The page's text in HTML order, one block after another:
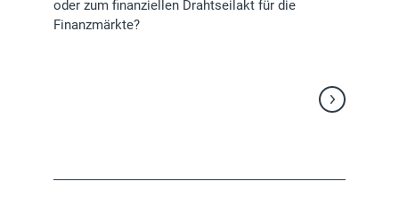
oder zum finanziellen Drahtseilakt für die
Finanzmärkte?
Weiterlesen